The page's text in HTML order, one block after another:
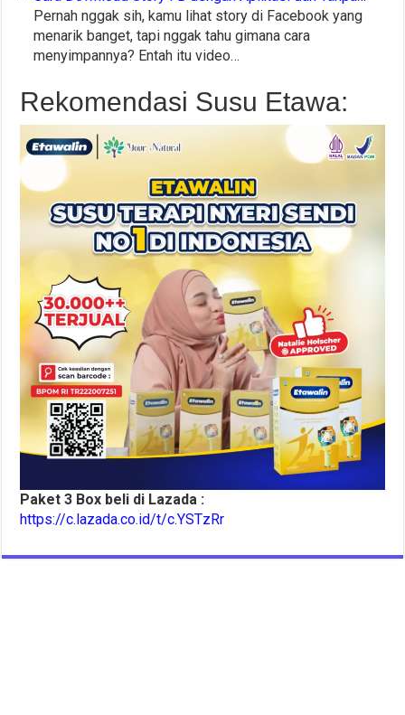
Pernah nggak sih, kamu lihat story di Facebook yang
menarik banget, tapi nggak tahu gimana cara
menyimpannya? Entah itu video…
Rekomendasi Susu Etawa:
Paket 3 Box beli di Lazada :
https://c.lazada.co.id/t/c.YSTzRr